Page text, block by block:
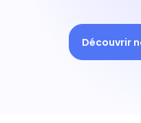
Découvrir